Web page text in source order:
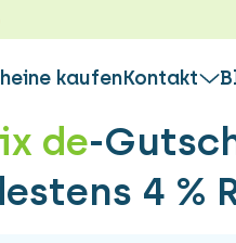
Verkauf von Gutscheinen
kaufenKontakt
Jetzt Kontakt
Häufig
Bewertungen
de-
4 %